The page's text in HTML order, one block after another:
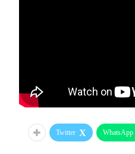
WhatsApp
Twitter